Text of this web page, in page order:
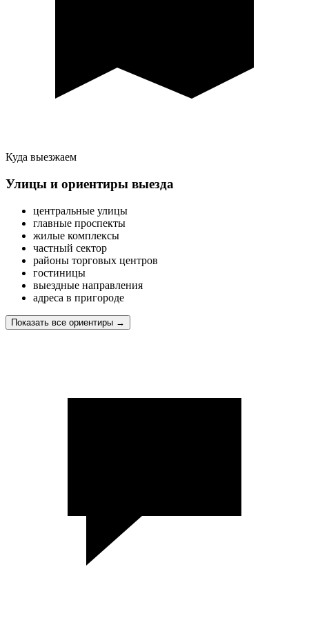
Куда выезжаем
Улицы и ориентиры выезда
центральные улицы
главные проспекты
жилые комплексы
частный сектор
районы торговых центров
гостиницы
выездные направления
адреса в пригороде
Показать все ориентиры →